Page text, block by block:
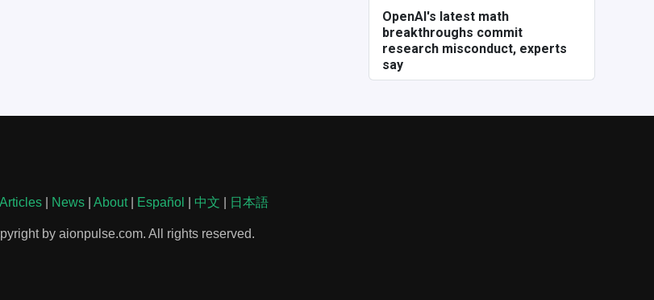
OpenAI's latest math
breakthroughs commit
research misconduct, experts
say
Articles News About| Español 中文 日本語
by aionpulse.com. All rights reserved.